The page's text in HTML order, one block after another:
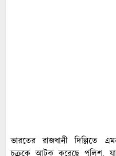
ভারতের রাজধানী দিল্লিতে